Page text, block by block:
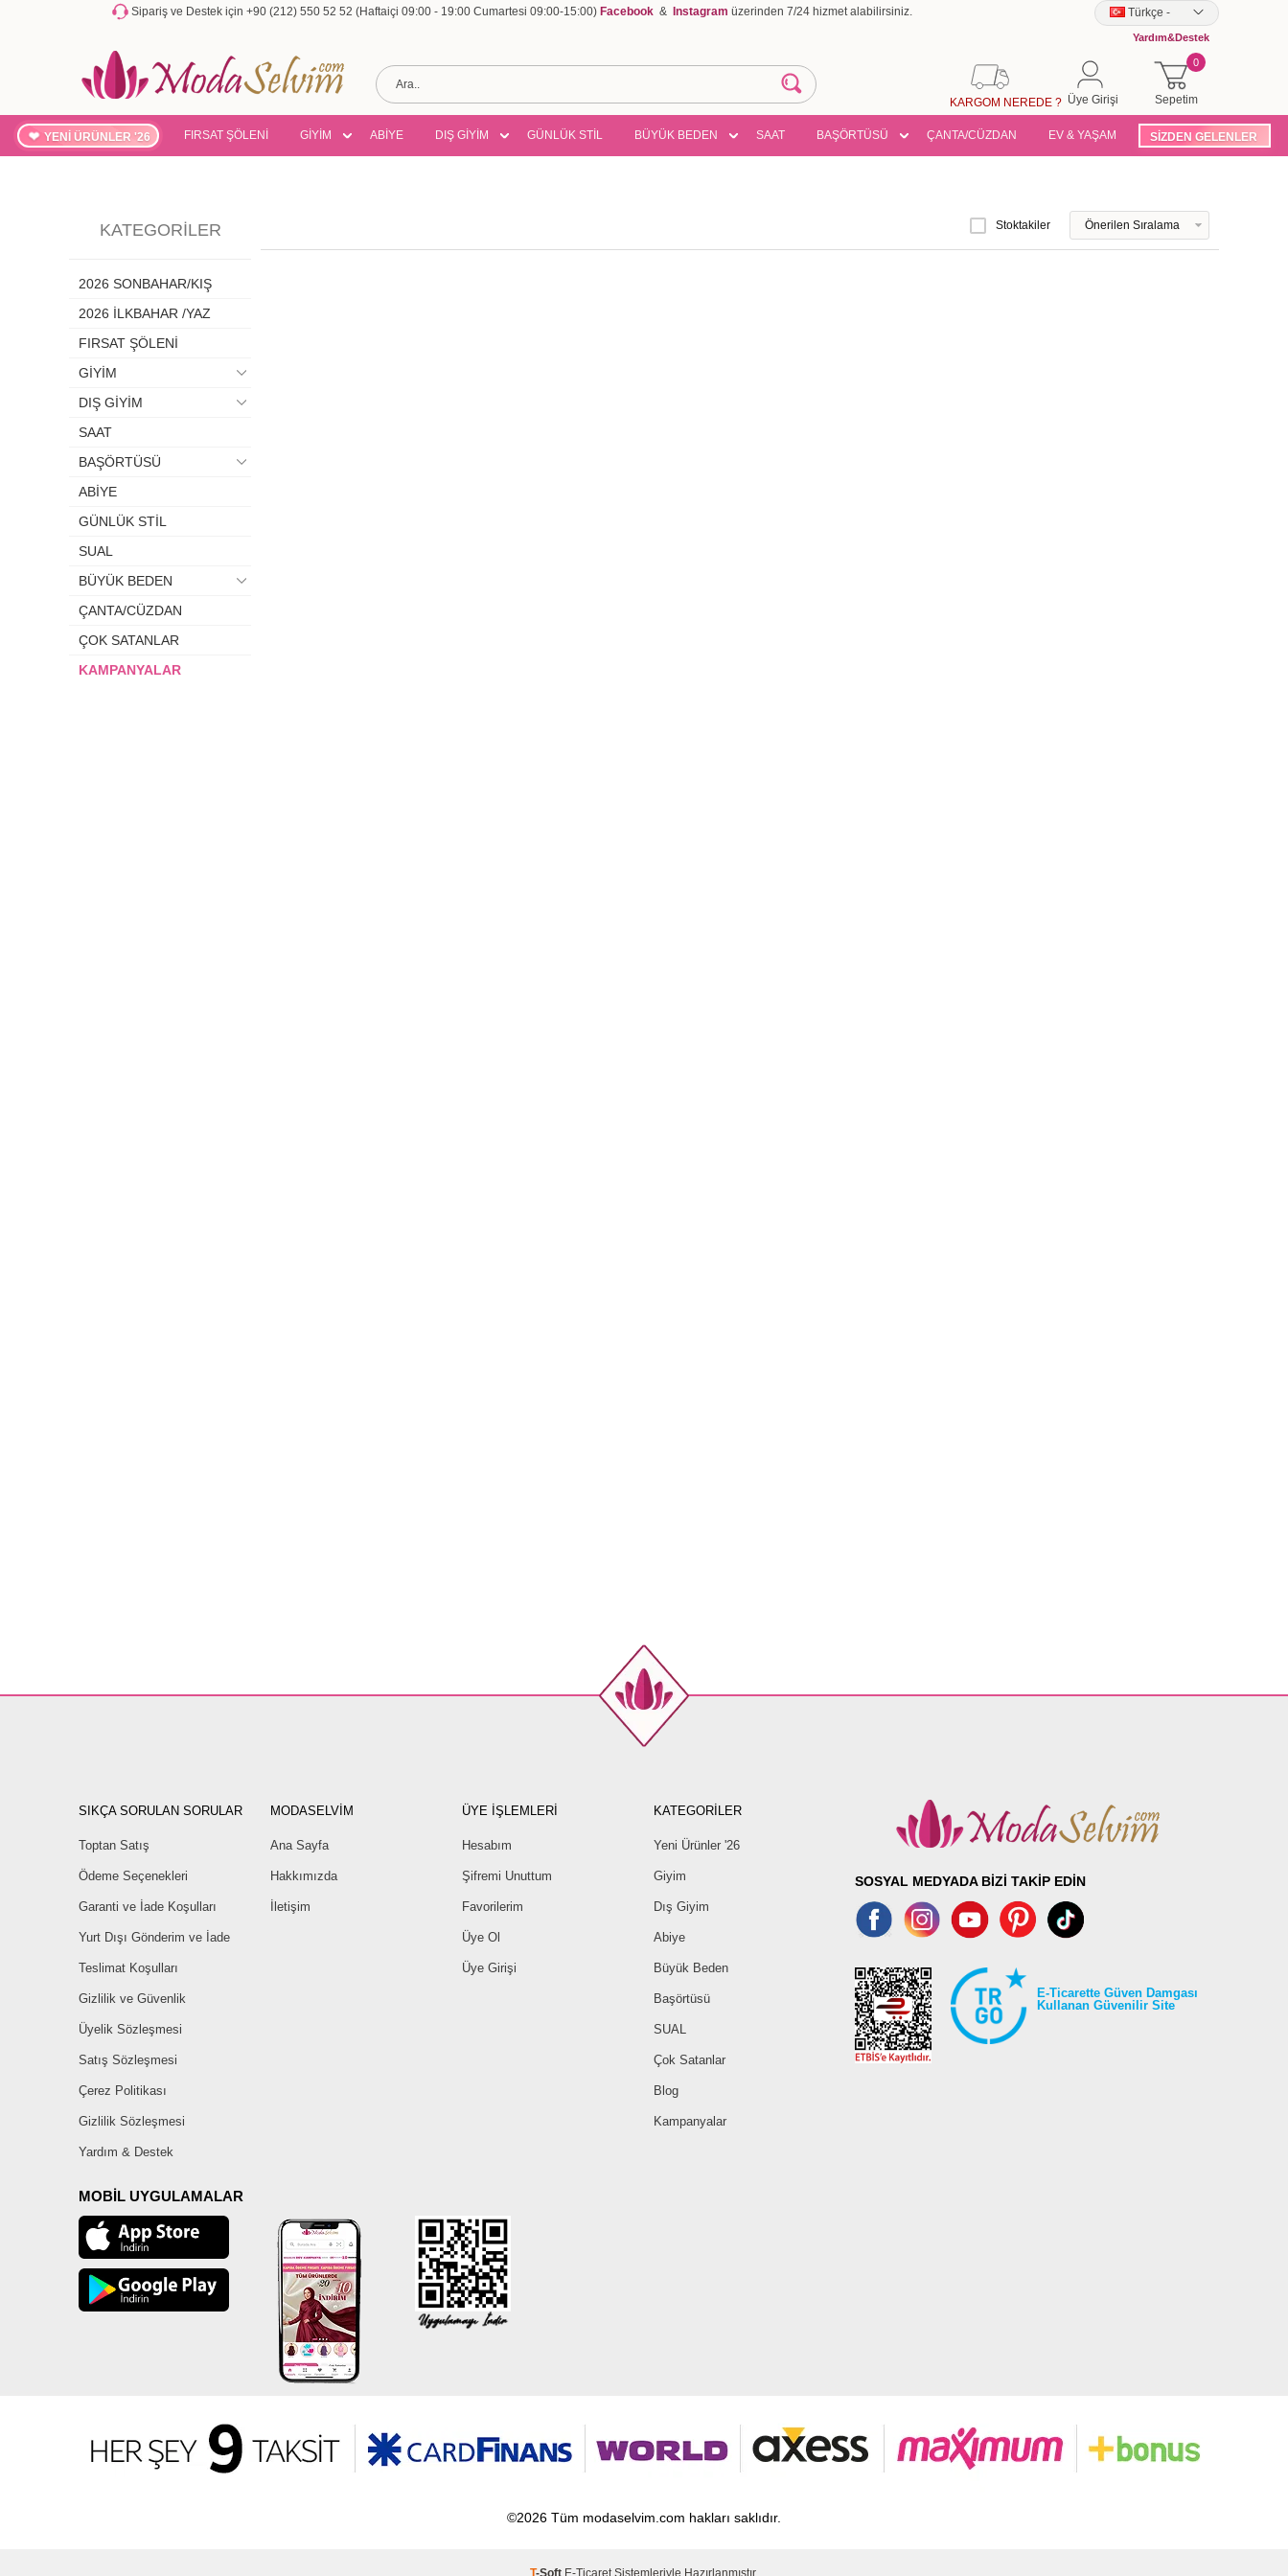
Sipariş ve Destek için +90 (212) 550 52 52 (Haftaiçi 09:00 - 19:00 Cumartesi 09:00-15:00) Facebook & Instagram üzerinden 7/24 hizmet alabilirsiniz. Türkçe -
Yardım&Destek
Sepetim
0
Üye Girişi
KARGOM NEREDE ?
YENİ ÜRÜNLER '26 FIRSAT ŞÖLENİ GİYİM ABİYE DIŞ GİYİM GÜNLÜK STİL BÜYÜK BEDEN SAAT BAŞÖRTÜSÜ ÇANTA/CÜZDAN EV & YAŞAM SİZDEN GELENLER
KATEGORILER
2026 SONBAHAR/KIŞ
2026 İLKBAHAR /YAZ
FIRSAT ŞÖLENİ
GİYİM
DIŞ GİYİM
SAAT
BAŞÖRTÜSÜ
ABİYE
GÜNLÜK STİL
SUAL
BÜYÜK BEDEN
ÇANTA/CÜZDAN
ÇOK SATANLAR
KAMPANYALAR
Stoktakiler
SIKÇA SORULAN SORULAR
Toptan Satış
Ödeme Seçenekleri
Garanti ve İade Koşulları
Yurt Dışı Gönderim ve İade
Teslimat Koşulları
Gizlilik ve Güvenlik
Üyelik Sözleşmesi
Satış Sözleşmesi
Çerez Politikası
Gizlilik Sözleşmesi
Yardım & Destek
MODASELVİM
Ana Sayfa
Hakkımızda
İletişim
ÜYE İŞLEMLERİ
Hesabım
Şifremi Unuttum
Favorilerim
Üye Ol
Üye Girişi
KATEGORİLER
Yeni Ürünler '26
Giyim
Dış Giyim
Abiye
Büyük Beden
Başörtüsü
SUAL
Çok Satanlar
Blog
Kampanyalar
MOBİL UYGULAMALAR
SOSYAL MEDYADA BİZİ TAKİP EDİN
E-Ticarette Güven Damgası
Kullanan Güvenilir Site
©2026 Tüm modaselvim.com hakları saklıdır.
T-Soft E-Ticaret Sistemleriyle Hazırlanmıştır.